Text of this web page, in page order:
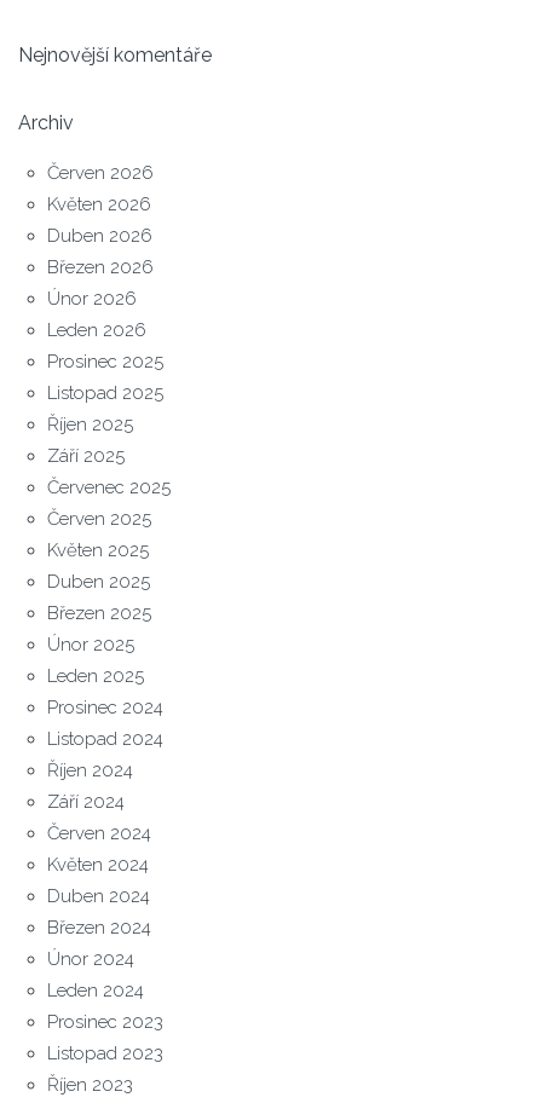
Nejnovější komentáře
Archiv
Červen 2026
Květen 2026
Duben 2026
Březen 2026
Únor 2026
Leden 2026
Prosinec 2025
Listopad 2025
Říjen 2025
Září 2025
Červenec 2025
Červen 2025
Květen 2025
Duben 2025
Březen 2025
Únor 2025
Leden 2025
Prosinec 2024
Listopad 2024
Říjen 2024
Září 2024
Červen 2024
Květen 2024
Duben 2024
Březen 2024
Únor 2024
Leden 2024
Prosinec 2023
Listopad 2023
Říjen 2023